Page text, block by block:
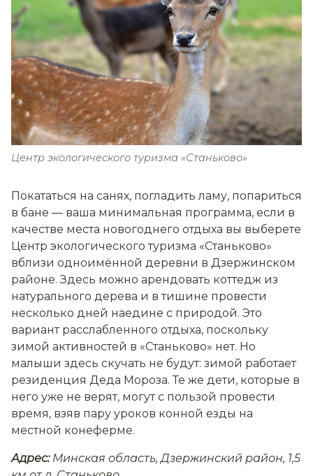
Центр экологического туризма «Станьково»
Покататься на санях, погладить ламу, попариться
в бане — ваша минимальная программа, если в
качестве места новогоднего отдыха вы выберете
Центр экологического туризма «Станьково»
вблизи одноимённой деревни в Дзержинском
районе. Здесь можно арендовать коттедж из
натурального дерева и в тишине провести
несколько дней наедине с природой. Это
вариант расслабленного отдыха, поскольку
зимой активностей в «Станьково» нет. Но
малыши здесь скучать не будут: зимой работает
резиденция Деда Мороза. Те же дети, которые в
него уже не верят, могут с пользой провести
время, взяв пару уроков конной езды на
местной конеферме.
Адрес: Минская область, Дзержинский район, 1,5